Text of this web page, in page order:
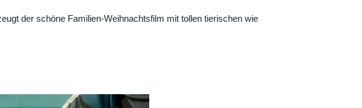
der schöne Familien-Weihnachtsfilm mit tollen tierischen wie